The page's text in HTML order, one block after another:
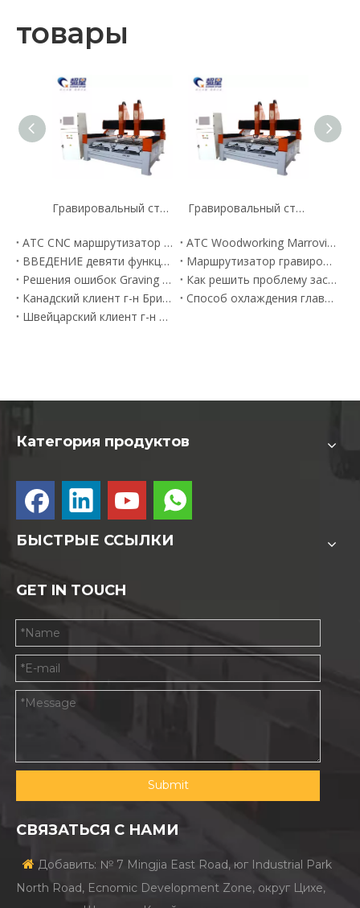
товары
Гравировальный станок для резки камня с двойной головкой Superstar CX- 1325 Гравировальный станок для резки камня с двойной головкой Superstar CX- 1325
ATC CNC маршрутизатор деревообрабатывающий станок B2 экспорт в Польшу
ATC Woodworking Marroving Maraving CNC гравировальная машина была экспортирована в Сингапур
ВВЕДЕНИЕ девяти функций машины с краевой полосой
Маршрутизатор гравировки по ЧПУ 1325 экспортируется в Бахрейн
Решения ошибок Graving Graving Graving Graw
Как решить проблему застревания ножа в гравировальном станке с ЧПУ
Канадский клиент г-н Бритт приобрел станок для волоконной лазерной резки Superstar CNC 3015.
Способ охлаждения главного вала деревообрабатывающего гравировального станка
Швейцарский клиент г-н Гектор покупает цилиндрический гравировальный станок с ЧПУ Superstar
Категория продуктов
БЫСТРЫЕ ССЫЛКИ
GET IN TOUCH
Submit
СВЯЗАТЬСЯ С НАМИ
 Добавить: № 7 Mingjia East Road, юг Industrial Park
North Road, Ecnomic Development Zone, округ Цихе,